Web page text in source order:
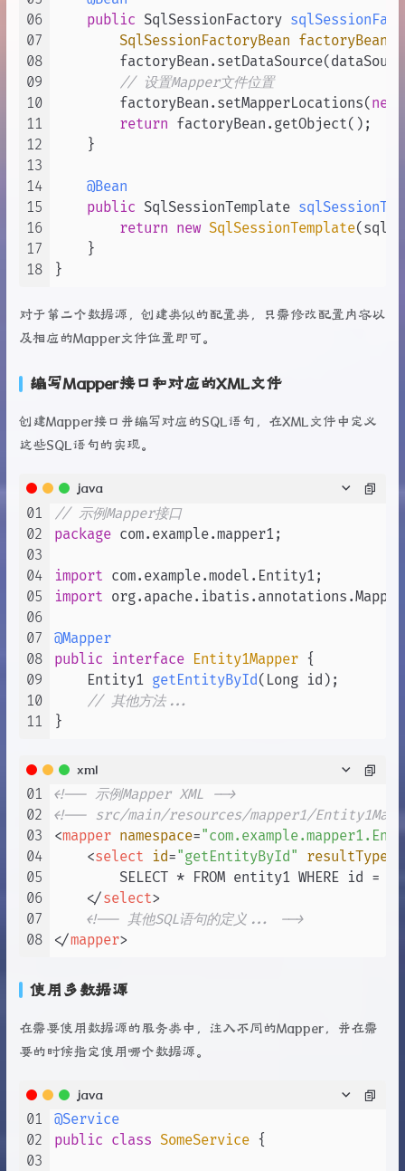
06
07
08
09
10
11
12
13
14
15
16
17
18
public SqlSessionFactory
SqlSessionFactoryBean factoryBean
// 设置Mapper文件位置
        factoryBean.setMapperLocations(
new
return factoryBean.getObject();
    }
@Bean
public SqlSessionTemplate
return new SqlSessionTemplate
    }
对于第二个数据源，创建类似的配置类，只需修改配置内容以
及相应的Mapper文件位置即可。
编写Mapper接口和对应的XML文件
创建Mapper接口并编写对应的SQL语句，在XML文件中定义
这些SQL语句的实现。
java
01
02
03
04
05
06
07
08
09
10
11
// 示例Mapper接口
package com.example.mapper1;
import
import
@Mapper
public
interface Entity1Mapper {
    Entity1
getEntityById (Long id) ;
// 其他方法...
xml
01
02
03
04
05
06
07
08
<!-- 示例Mapper XML -->
<!-- src/main/resources/mapper1/
<mapper namespace=
<select id="getEntityById" resultType
SELECT * FROM entity1 WHERE id =
</select>
<!-- 其他SQL语句的定义... -->
</mapper>
使用多数据源
在需要使用数据源的服务类中，注入不同的Mapper，并在需
要的时候指定使用哪个数据源。
java
01
02
03
@Service
public class SomeService {